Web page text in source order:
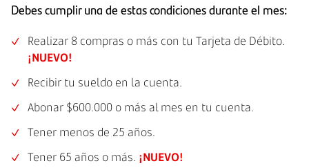
Debes cumplir una de estas condiciones durante el mes:
Realizar 8 compras o más con tu Tarjeta de Débito.
¡NUEVO!
Recibir tu sueldo en la cuenta.
Abonar $600.000 o más al mes en tu cuenta.
Tener menos de 25 años.
Tener 65 años o más. ¡NUEVO!